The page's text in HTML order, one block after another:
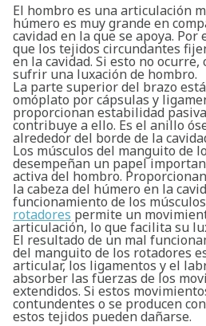
El hombro es una articulación
húmero es muy grande en
cavidad en la que se apoya.
que los tejidos circundantes
en la cavidad. Si esto no
sufrir una luxación de hombro.
La parte superior del brazo
omóplato por cápsulas y
proporcionan estabilidad
contribuye a ello. Es el anillo
alrededor del borde de la
Los músculos del manguito de
desempeñan un papel
activa del hombro.
la cabeza del húmero en la
funcionamiento de los
rotadores permite un
articulación, lo que facilita su
El resultado de un mal
del manguito de los rotadores
articular, los ligamentos y el
absorber las fuerzas de los
extendidos. Si estos
contundentes o se producen
estos tejidos pueden dañarse.